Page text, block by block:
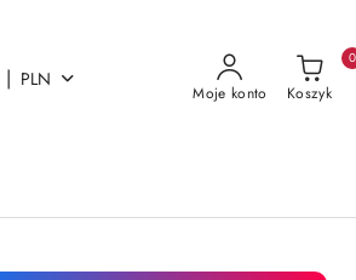
| PLN
Moje konto Koszyk
0